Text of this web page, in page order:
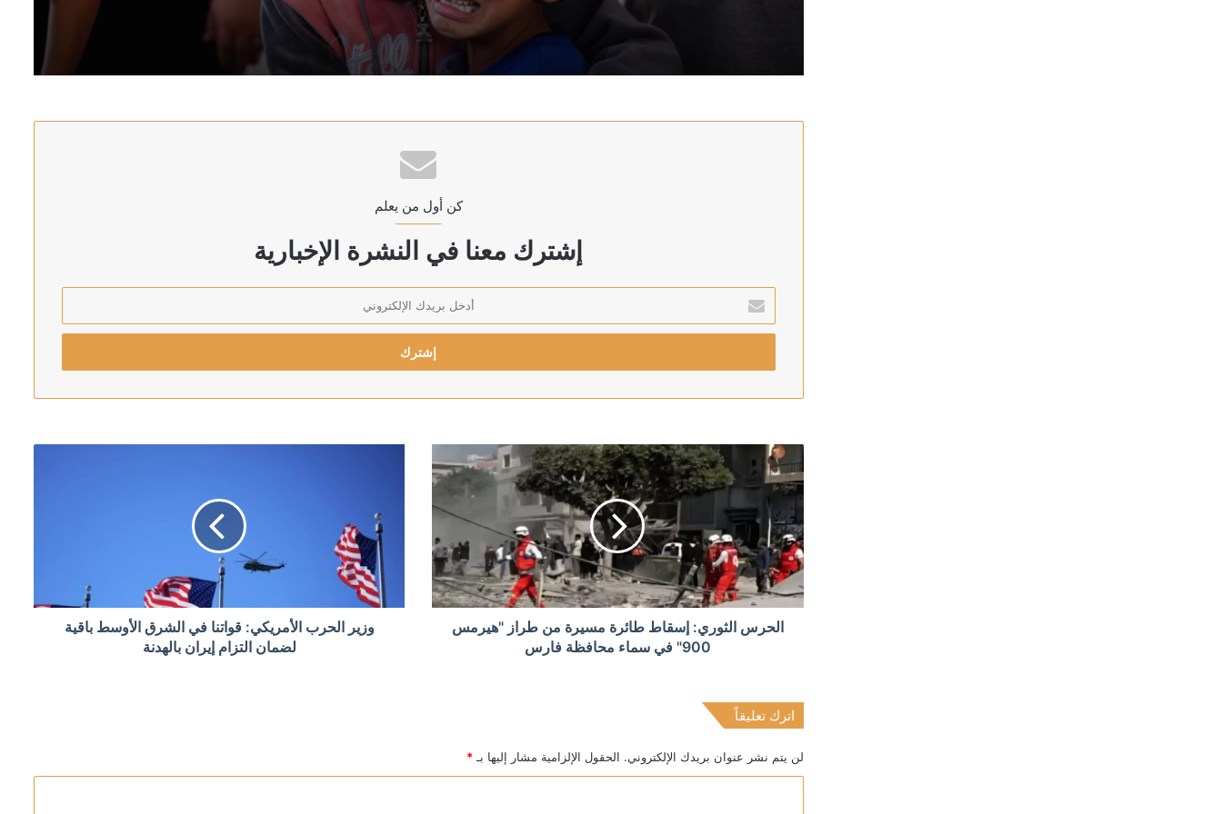
وزير الصحة اليمني يعلن مقتل مدنيين اثنين وإصابة 14 آخرين جراء هجمات الحوثيين على مدينة مأرب
الخارجية الباكستانية: توقيع اتفاقية دفاع مشترك بين باكستان والسعودية وتركيا
الكويت تخصص 2.5 مليون دولار لدعم الاستجابة الإنسانية في سوريا
ترامب يحذر: قد أكون آخر رئيس جمهوري
منذ 10 ساعات
كن أول من يعلم
إشترك معنا في النشرة الإخبارية
بريدك
الإلكتروني
الحرس الثوري: إسقاط طائرة مسيرة من طراز "هيرمس
900" في سماء محافظة فارس
وزير الحرب الأمريكي: قواتنا في الشرق الأوسط باقية
لضمان التزام إيران بالهدنة
اترك تعليقاً
لن يتم نشر عنوان بريدك الإلكتروني. الحقول الإلزامية مشار إليها بـ *